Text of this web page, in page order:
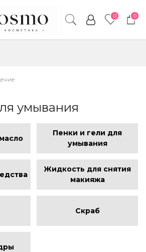
0 0
умывания
Пенки и гели для
умывания
Жидкость для снятия
макияжа
Скраб